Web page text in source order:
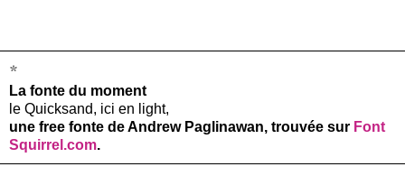
*
La fonte du moment
le Quicksand, ici en light,
une free fonte de Andrew Paglinawan, trouvée sur Font
Squirrel.com.